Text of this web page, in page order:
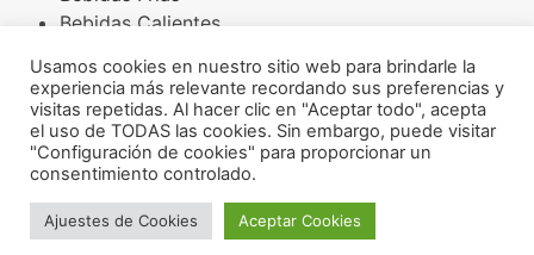
Bebidas Calientes
Arroces
Amaranto
Aderezos
Acompañamientos
Osoji Robotics ® 2026
INSTAGRAM
YOUTUBE
Usamos cookies en nuestro sitio web para brindarle la
experiencia más relevante recordando sus preferencias y
visitas repetidas. Al hacer clic en "Aceptar todo", acepta
el uso de TODAS las cookies. Sin embargo, puede visitar
"Configuración de cookies" para proporcionar un
consentimiento controlado.
Ajuestes de Cookies Aceptar Cookies